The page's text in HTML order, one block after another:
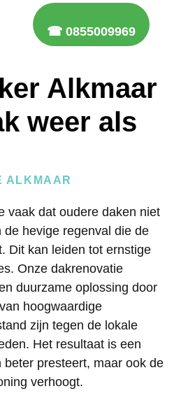
☎ 0855009969
Alkmaar
weer als
ALKMAAR
vaak dat oudere daken niet
de hevige regenval die de
Dit kan leiden tot ernstige
Onze dakrenovatie
duurzame oplossing door
hoogwaardige
zijn tegen de lokale
Het resultaat is een
beter presteert, maar ook de
verhoogt.